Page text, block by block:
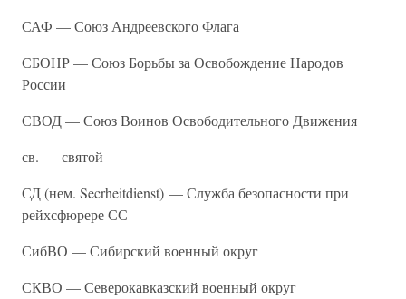
САФ — Союз Андреевского Флага
СБОНР — Союз Борьбы за Освобождение Народов
России
СВОД — Союз Воинов Освободительного Движения
св. — святой
СД (нем. Secrheitdienst) — Служба безопасности при
рейхсфюрере СС
СибВО — Сибирский военный округ
СКВО — Северокавказский военный округ